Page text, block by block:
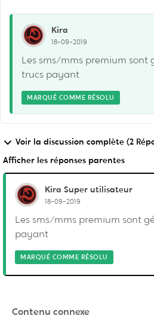
Kira
18-09-2019
Les sms/mms premium sont
trucs payant
MARQUÉ COMME RÉSOLU
Voir la discussion complète (2
Afficher les réponses parentes
Kira Super utilisateur
18-09-2019
Les sms/mms premium sont
payant
MARQUÉ COMME RÉSOLU
Contenu connexe